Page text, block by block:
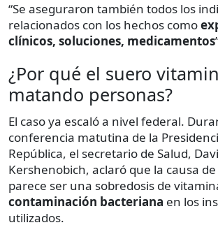
“Se aseguraron también todos los
relacionados con los hechos como
clínicos, soluciones, medicamentos
¿Por qué el suero
matando personas?
El caso ya escaló a nivel federal.
conferencia matutina de la
República, el secretario de Salud,
Kershenobich, aclaró que la causa
parece ser una sobredosis de
contaminación bacteriana en los
utilizados.